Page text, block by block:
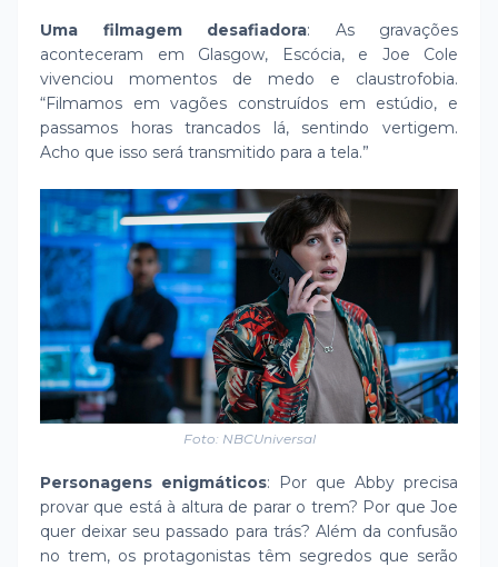
Uma filmagem desafiadora: As gravações
aconteceram em Glasgow, Escócia, e Joe Cole
vivenciou momentos de medo e claustrofobia.
“Filmamos em vagões construídos em estúdio, e
passamos horas trancados lá, sentindo vertigem.
Acho que isso será transmitido para a tela.”
Foto: NBCUniversal
Personagens enigmáticos: Por que Abby precisa
provar que está à altura de parar o trem? Por que Joe
quer deixar seu passado para trás? Além da confusão
no trem, os protagonistas têm segredos que serão